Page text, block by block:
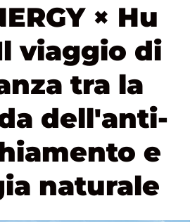
× Hu
viaggio di
tra la
dell'anti-
e
naturale